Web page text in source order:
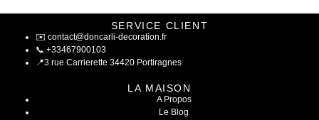
SERVICE CLIENT
✉️ contact@doncarli-decoration.fr
📞 +33467900103
📍3 rue Carrierette 34420 Portiragnes
LA MAISON
A Propos
Le Blog